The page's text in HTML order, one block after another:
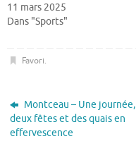
11 mars 2025
Dans "Sports"
Favori.
Montceau – Une journée,
deux fêtes et des quais en
effervescence